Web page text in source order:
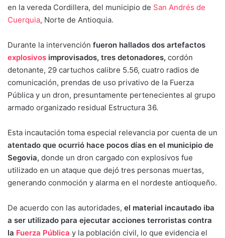
en la vereda Cordillera, del municipio de San Andrés de
Cuerquia, Norte de Antioquia.
Durante la intervención fueron hallados dos artefactos
explosivos improvisados, tres detonadores, cordón
detonante, 29 cartuchos calibre 5.56, cuatro radios de
comunicación, prendas de uso privativo de la Fuerza
Pública y un dron, presuntamente pertenecientes al grupo
armado organizado residual Estructura 36.
Esta incautación toma especial relevancia por cuenta de un
atentado que ocurrió hace pocos días en el municipio de
Segovia, donde un dron cargado con explosivos fue
utilizado en un ataque que dejó tres personas muertas,
generando conmoción y alarma en el nordeste antioqueño.
De acuerdo con las autoridades, el material incautado iba
a ser utilizado para ejecutar acciones terroristas contra
la Fuerza Pública y la población civil, lo que evidencia el